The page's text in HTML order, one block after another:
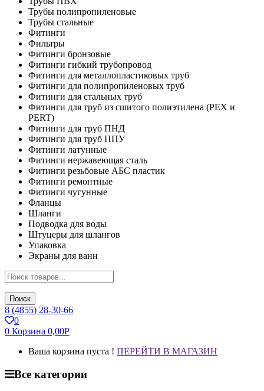
Трубы полипропиленовые
Трубы стальные
Фитинги
Фильтры
Фитинги бронзовые
Фитинги гибкий трубопровод
Фитинги для металлопластиковых труб
Фитинги для полипропиленовых труб
Фитинги для стальных труб
Фитинги для труб из сшитого полиэтилена (PEX и
PERT)
Фитинги для труб ПНД
Фитинги для труб ППУ
Фитинги латунные
Фитинги нержавеющая сталь
Фитинги резьбовые АБС пластик
Фитинги ремонтные
Фитинги чугунные
Фланцы
Шланги
Подводка для воды
Штуцеры для шлангов
Упаковка
Экраны для ванн
Поиск
8 (4855) 28-30-66
0
0 Корзина 0,00Р
Ваша корзина пуста ! ПЕРЕЙТИ В МАГАЗИН
Все категории